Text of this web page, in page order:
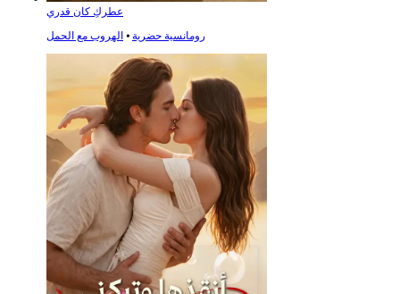
عطركِ كان قدري
رومانسية حضرية ⦁ الهروب مع الحمل